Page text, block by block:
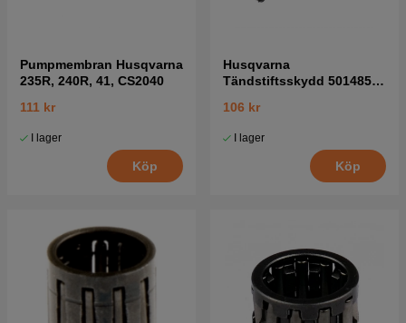
Pumpmembran Husqvarna
235R, 240R, 41, CS2040
111 kr
I lager
Köp
Husqvarna
Tändstiftsskydd 5014854-
106 kr
I lager
Köp